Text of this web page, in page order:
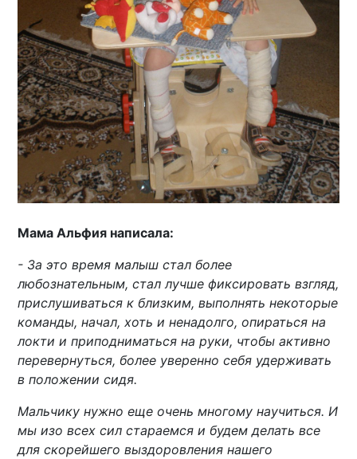
Мама Альфия написала:
- За это время малыш стал более
любознательным, стал лучше фиксировать взгляд,
прислушиваться к близким, выполнять некоторые
команды, начал, хоть и ненадолго, опираться на
локти и приподниматься на руки, чтобы активно
перевернуться, более уверенно себя удерживать
в положении сидя.
Мальчику нужно еще очень многому научиться. И
мы изо всех сил стараемся и будем делать все
для скорейшего выздоровления нашего